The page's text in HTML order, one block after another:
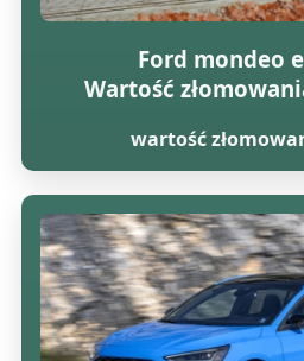
Ford mondeo
Wartość
wartość